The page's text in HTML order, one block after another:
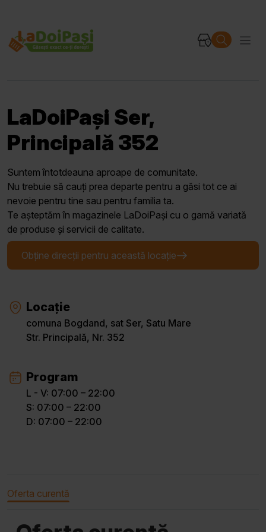
LaDoiPași Ser,
Principală 352
Suntem întotdeauna aproape de comunitate.
Nu trebuie să cauți prea departe pentru a găsi tot ce ai
nevoie pentru tine sau pentru familia ta.
Te așteptăm în magazinele LaDoiPași cu o gamă variată
de produse și servicii de calitate.
Obține direcții pentru această locație
Locație
comuna Bogdand, sat Ser, Satu Mare
Str. Principală, Nr. 352
Program
L - V: 07:00 – 22:00
S: 07:00 – 22:00
D: 07:00 – 22:00
Oferta curentă